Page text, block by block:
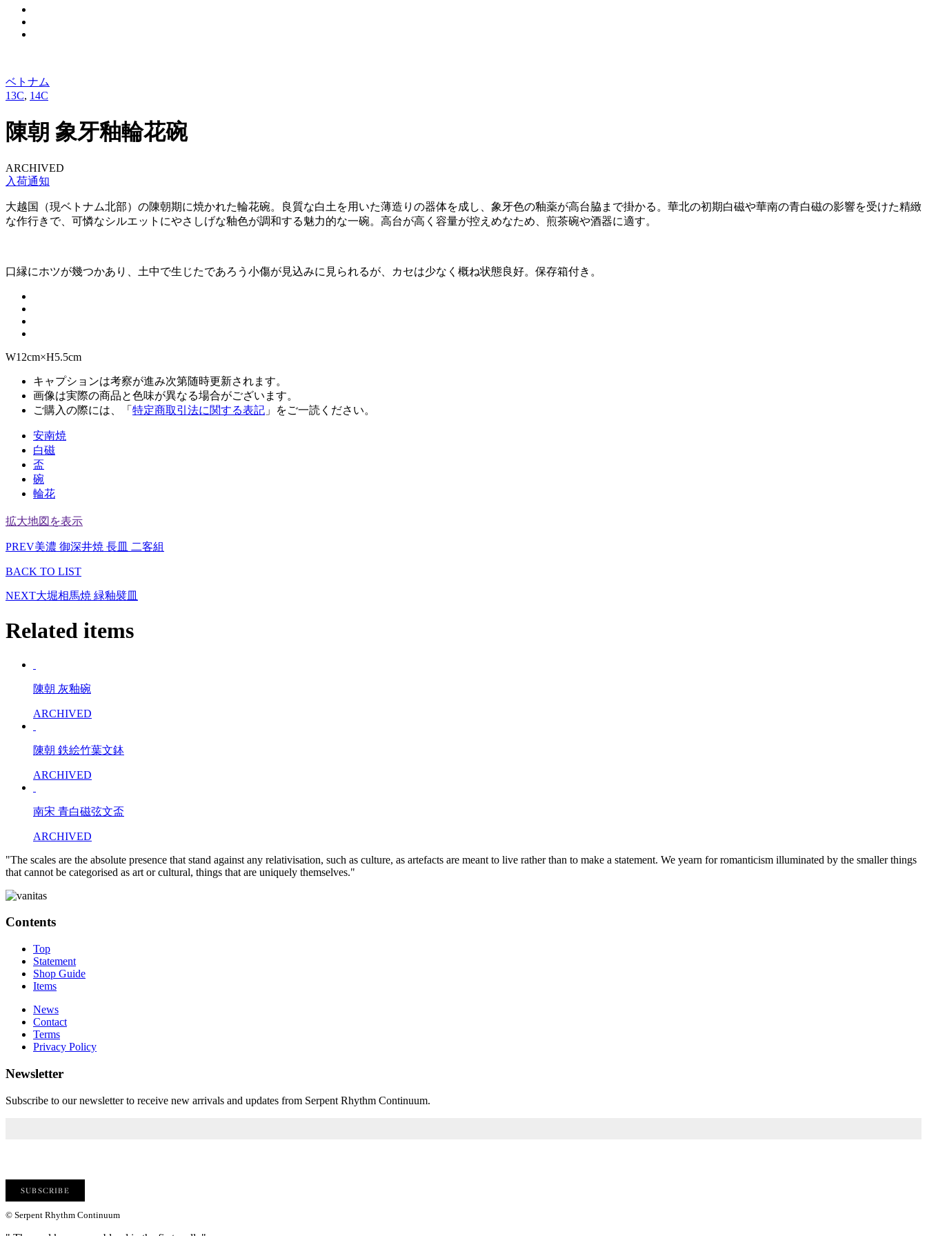
ベトナム
13C, 14C
陳朝 象牙釉輪花碗
ARCHIVED
入荷通知
大越国（現ベトナム北部）の陳朝期に焼かれた輪花碗。良質な白土を用いた薄造りの器体を成し、象牙色の釉薬が高台脇まで掛かる。華北の初期白磁や華南の青白磁の影響を受けた精緻
な作行きで、可憐なシルエットにやさしげな釉色が調和する魅力的な一碗。高台が高く容量が控えめなため、煎茶碗や酒器に適す。
口縁にホツが幾つかあり、土中で生じたであろう小傷が見込みに見られるが、カセは少なく概ね状態良好。保存箱付き。
W12cm×H5.5cm
キャプションは考察が進み次第随時更新されます。
画像は実際の商品と色味が異なる場合がございます。
ご購入の際には、「 特定商取引法に関する表記 」をご一読ください。
安南焼
白磁
盃
碗
輪花
拡大地図を表示
PREV美濃 御深井焼 長皿 二客組
BACK TO LIST
NEXT大堀相馬焼 緑釉襞皿
Related items
陳朝 灰釉碗
ARCHIVED
陳朝 鉄絵竹葉文鉢
ARCHIVED
南宋 青白磁弦文盃
ARCHIVED
"The scales are the absolute presence that stand against any relativisation, such as culture, as artefacts are meant to live rather than to make a statement. We yearn for romanticism illuminated by the smaller things
that cannot be categorised as art or cultural, things that are uniquely themselves."
Contents
Top
Statement
Shop Guide
Items
News
Contact
Terms
Privacy Policy
Newsletter
Subscribe to our newsletter to receive new arrivals and updates from Serpent Rhythm Continuum.
© Serpent Rhythm Continuum